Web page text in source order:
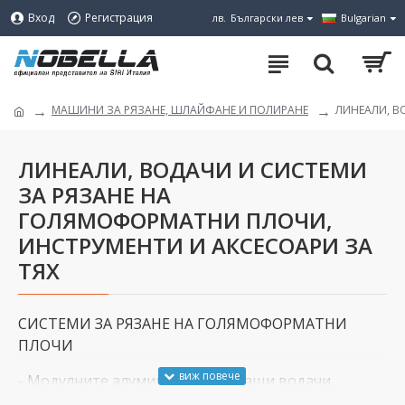
Вход Регистрация лв. Български лев Bulgarian
МАШИНИ ЗА РЯЗАНЕ, ШЛАЙФАНЕ И ПОЛИРАНЕ ЛИНЕАЛИ,
ЛИНЕАЛИ, ВОДАЧИ И СИСТЕМИ
ЗА РЯЗАНЕ НА
ГОЛЯМОФОРМАТНИ ПЛОЧИ,
ИНСТРУМЕНТИ И АКСЕСОАРИ ЗА
ТЯХ
СИСТЕМИ ЗА РЯЗАНЕ НА ГОЛЯМОФОРМАТНИ
ПЛОЧИ
- Модулните алуминиеви плъзгащи водачи,